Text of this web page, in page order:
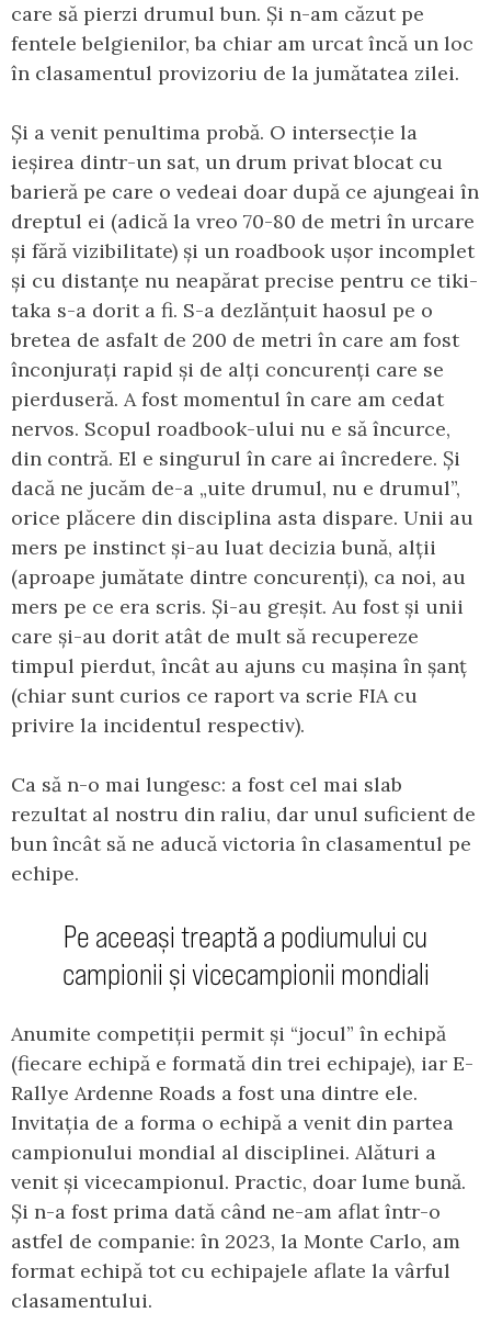
care să pierzi drumul bun. Și n-am căzut pe
fentele belgienilor, ba chiar am urcat încă un loc
în clasamentul provizoriu de la jumătatea zilei.
Și a venit penultima probă. O intersecție la
ieșirea dintr-un sat, un drum privat blocat cu
barieră pe care o vedeai doar după ce ajungeai în
dreptul ei (adică la vreo 70-80 de metri în urcare
și fără vizibilitate) și un roadbook ușor incomplet
și cu distanțe nu neapărat precise pentru ce tiki-
taka s-a dorit a fi. S-a dezlănțuit haosul pe o
bretea de asfalt de 200 de metri în care am fost
înconjurați rapid și de alți concurenți care se
pierduseră. A fost momentul în care am cedat
nervos. Scopul roadbook-ului nu e să încurce,
din contră. El e singurul în care ai încredere. Și
dacă ne jucăm de-a „uite drumul, nu e drumul”,
orice plăcere din disciplina asta dispare. Unii au
mers pe instinct și-au luat decizia bună, alții
(aproape jumătate dintre concurenți), ca noi, au
mers pe ce era scris. Și-au greșit. Au fost și unii
care și-au dorit atât de mult să recupereze
timpul pierdut, încât au ajuns cu mașina în șanț
(chiar sunt curios ce raport va scrie FIA cu
privire la incidentul respectiv).
Ca să n-o mai lungesc: a fost cel mai slab
rezultat al nostru din raliu, dar unul suficient de
bun încât să ne aducă victoria în clasamentul pe
echipe.
Pe aceeași treaptă a podiumului cu
campionii și vicecampionii mondiali
Anumite competiții permit și “jocul” în echipă
(fiecare echipă e formată din trei echipaje), iar E-
Rallye Ardenne Roads a fost una dintre ele.
Invitația de a forma o echipă a venit din partea
campionului mondial al disciplinei. Alături a
venit și vicecampionul. Practic, doar lume bună.
Și n-a fost prima dată când ne-am aflat într-o
astfel de companie: în 2023, la Monte Carlo, am
format echipă tot cu echipajele aflate la vârful
clasamentului.